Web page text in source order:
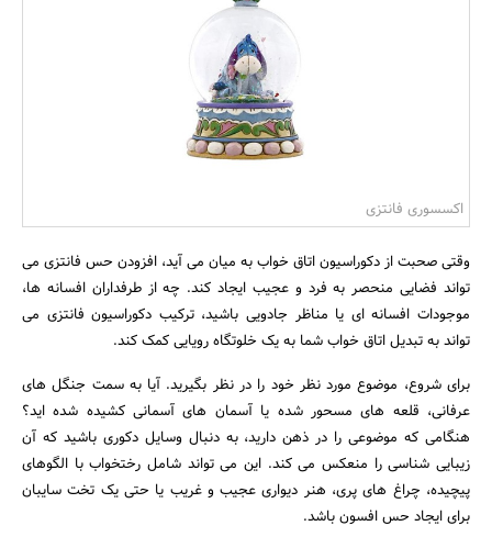
اکسسوری فانتزی
وقتی صحبت از دکوراسیون اتاق خواب به میان می آید، افزودن حس فانتزی می
تواند فضایی منحصر به فرد و عجیب ایجاد کند. چه از طرفداران افسانه ها،
موجودات افسانه ای یا مناظر جادویی باشید، ترکیب دکوراسیون فانتزی می
تواند به تبدیل اتاق خواب شما به یک خلوتگاه رویایی کمک کند.
برای شروع، موضوع مورد نظر خود را در نظر بگیرید. آیا به سمت جنگل های
عرفانی، قلعه های مسحور شده یا آسمان های آسمانی کشیده شده اید؟
هنگامی که موضوعی را در ذهن دارید، به دنبال وسایل دکوری باشید که آن
زیبایی شناسی را منعکس می کند. این می تواند شامل رختخواب با الگوهای
پیچیده، چراغ های پری، هنر دیواری عجیب و غریب یا حتی یک تخت سایبان
برای ایجاد حس افسون باشد.